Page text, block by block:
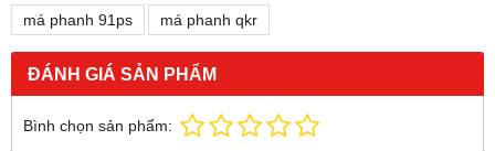
má phanh 91ps má phanh qkr
ĐÁNH GIÁ SẢN PHẨM
Bình chọn sản phẩm: